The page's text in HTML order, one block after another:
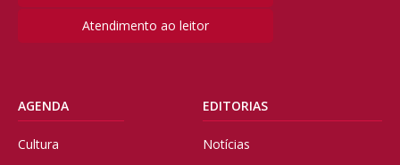
Atendimento ao leitor
AGENDA
Cultura
EDITORIAS
Notícias